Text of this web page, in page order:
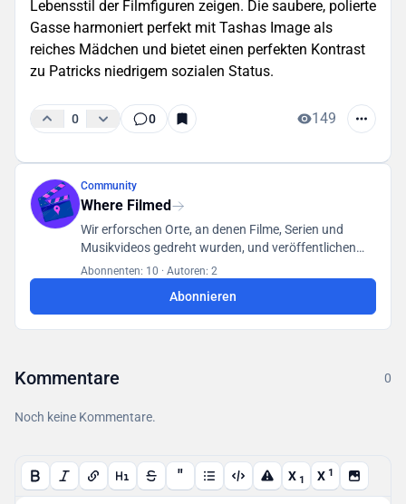
Lebensstil der Filmfiguren zeigen. Die saubere, polierte
Gasse harmoniert perfekt mit Tashas Image als
reiches Mädchen und bietet einen perfekten Kontrast
zu Patricks niedrigem sozialen Status.
0 0 149
Community
Where Filmed
Wir erforschen Orte, an denen Filme, Serien und
Musikvideos gedreht wurden, und veröffentlichen
unsere Funde in einer für alle Benutzer zugänglichen
Abonnenten: 10 · Autoren: 2
Abonnieren
Kommentare 0
Noch keine Kommentare.
" X 1 X 1